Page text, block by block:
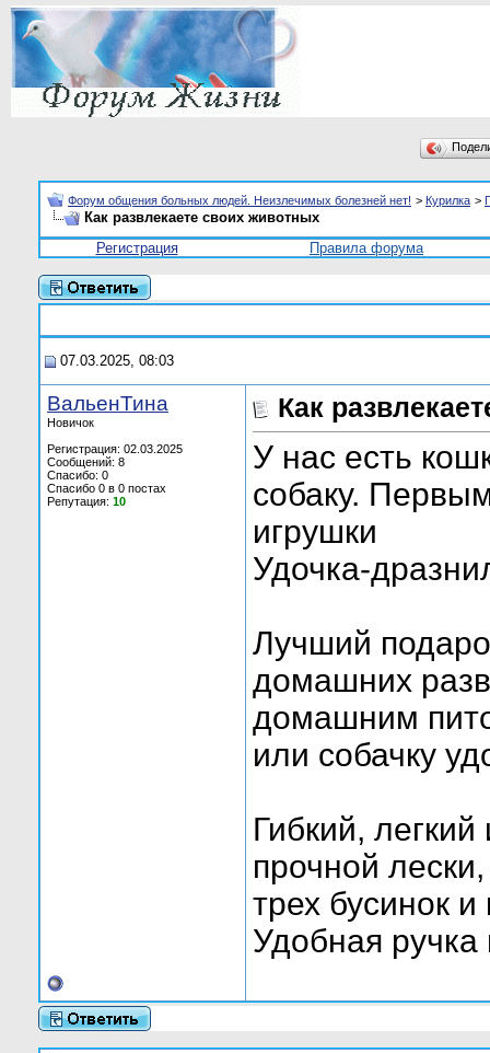
Форум общения больных людей. Неизлечимых болезней нет! > Курилка >
Как развлекаете своих животных
Регистрация
Правила форума
07.03.2025, 08:03
ВальенТина
Новичок
Регистрация: 02.03.2025
Сообщений: 8
Спасибо: 0
Спасибо 0 в 0 постах
Репутация: 10
Как
У нас есть
собаку.
игрушки
Удочка-
Лучший
домашних
домашним
или собачку
Гибкий,
прочной
трех бусинок
Удобная ручка